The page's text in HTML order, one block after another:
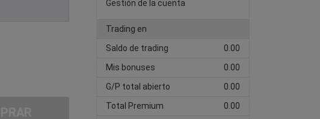
Gestión de la cuenta
Trading en
Saldo de trading
0.00
Mis bonuses
0.00
G/P total abierto
0.00
Total Premium
0.00